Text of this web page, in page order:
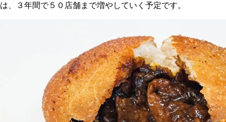
は、３年間で５０店舗まで増やしていく予定です。